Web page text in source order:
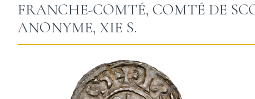
FRANCHE-COMTÉ, COMTÉ DE
ANONYME, XIE S.